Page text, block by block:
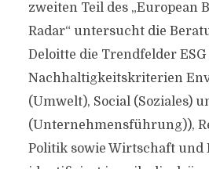
zweiten Teil des „European
Radar“ untersucht die
Deloitte die Trendfelder
Nachhaltigkeitskriterien
(Umwelt), Social (Soziales)
(Unternehmensführung)),
Politik sowie Wirtschaft